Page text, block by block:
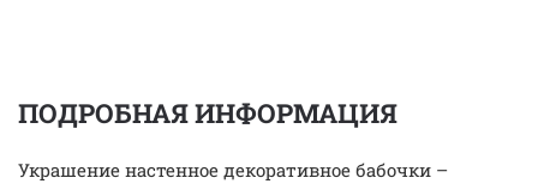
ПОДРОБНАЯ ИНФОРМАЦИЯ
Украшение настенное декоративное бабочки –